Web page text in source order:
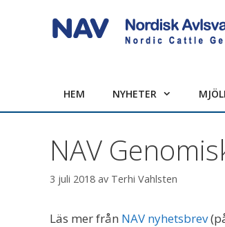
HEM NYHETER
NAV
3 juli 2018 av Terhi Vahlsten
Läs mer från NAV nyhetsbrev